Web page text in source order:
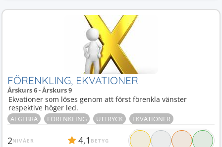
FÖRENKLING, EKVATIONER
Årskurs 6 - Årskurs 9
Ekvationer som löses genom att först förenkla vänster
respektive höger led.
ALGEBRA FÖRENKLING UTTRYCK EKVATIONER
2NIVÅER 4,1 BETYG